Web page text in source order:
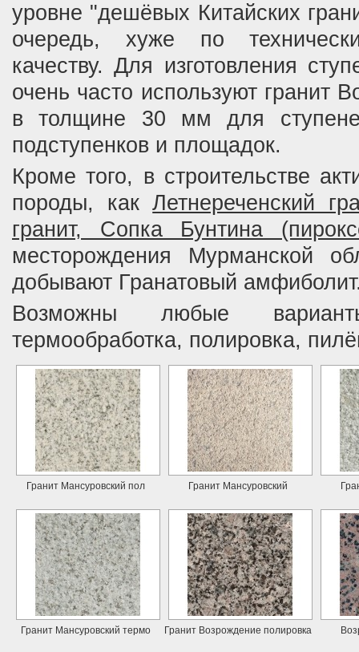
уровне "дешёвых Китайских
очередь, хуже по
качеству. Для изготовления
очень часто используют гранит
в толщине 30 мм для
подступенков и площадок.
Кроме того, в строительстве
породы, какЛетнереченский
гранит, Сопка Бунтина
месторождения Мурманской
добывают Гранатовый
Возможны любые
термообработка, полировка,
Гранит Мансуровский пол Гранит Мансуровский
Гранит Мансуровский термо Гранит Возрождение полировка